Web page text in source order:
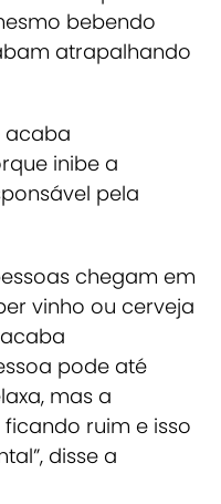
bebendo
atrapalhando
acaba
inibe a
pela
chegam em
vinho ou cerveja
pode até
mas a
ruim e isso
disse a